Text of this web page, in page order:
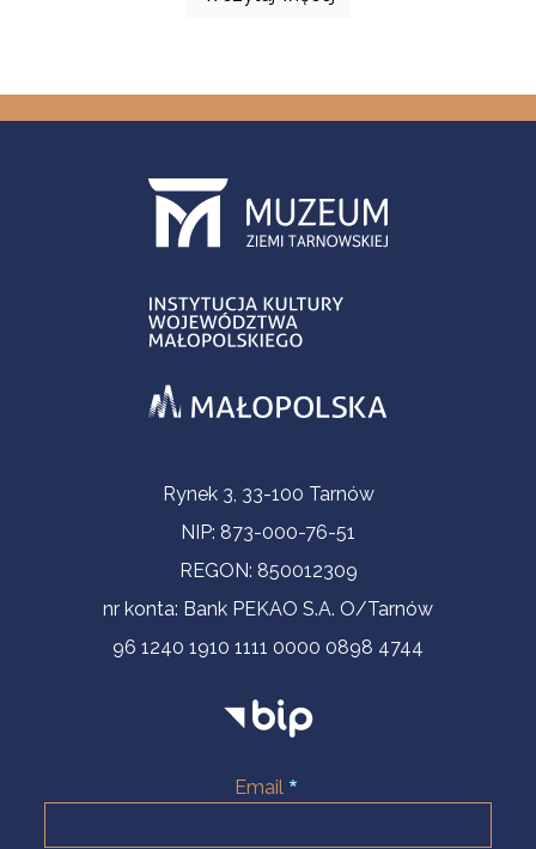
Informacje kontaktoweRynek 3, 33-100 Tarnów
NIP: 873-000-76-51
REGON: 850012309
nr konta: Bank PEKAO S.A. O/Tarnów
96 1240 1910 1111 0000 0898 4744
Email